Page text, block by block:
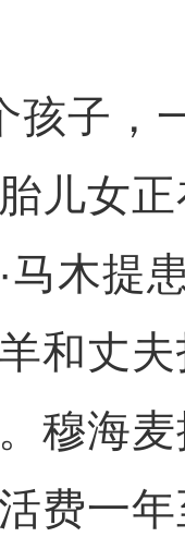
子，
儿女
马木提
和丈
穆海
费一